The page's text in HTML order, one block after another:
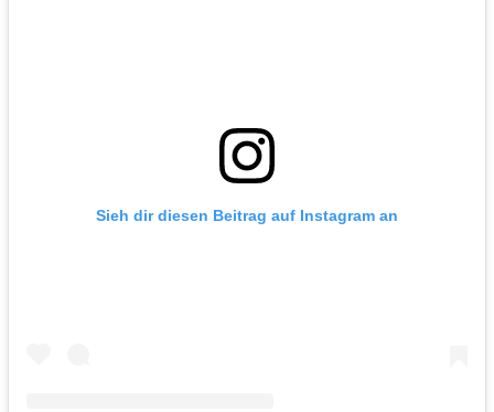
Sieh dir diesen Beitrag auf Instagram an